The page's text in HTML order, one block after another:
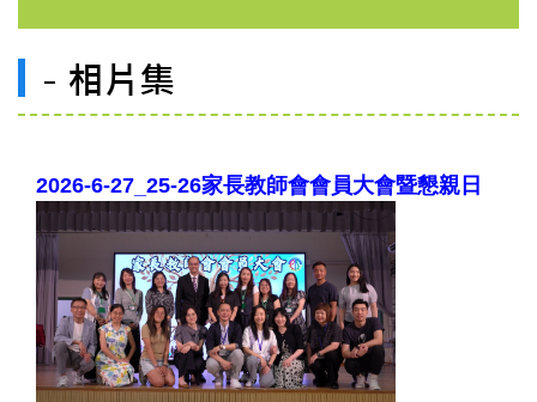
- 相片集
2026-6-27_25-26家長教師會會員大會暨懇親日